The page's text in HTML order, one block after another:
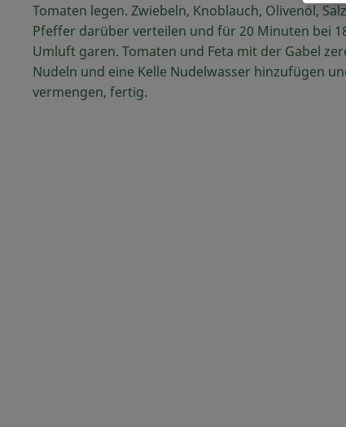
Tomaten legen. Zwiebeln, Knoblauch, Olivenöl,
Pfeffer darüber verteilen und für 20 Minuten bei
Umluft garen. Tomaten und Feta mit der Gabel
Nudeln und eine Kelle Nudelwasser hinzufügen
vermengen, fertig.